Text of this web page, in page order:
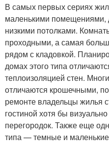
В самых первых сериях
маленькими
низкими потолками.
проходными, а самая
рядом с кладовкой.
домах этого типа
теплоизоляцией стен.
отличаются крошечными,
ремонте владельцы жилья
гостиной хотя бы
перегородок. Также еще
типа — темные и